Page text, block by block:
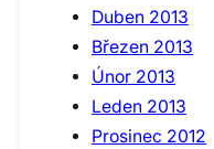
Duben 2013
Březen 2013
Únor 2013
Leden 2013
Prosinec 2012